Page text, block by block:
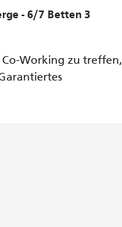
- 6/7 Betten 3
Co-Working zu treffen,